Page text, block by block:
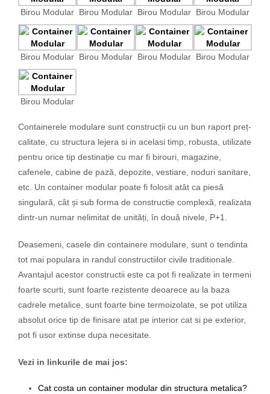
Birou Modular Birou Modular Birou Modular Birou Modular
Birou Modular Birou Modular Birou Modular Birou Modular
Birou Modular
Containerele modulare sunt construcții cu un bun raport preț-
calitate, cu structura lejera si in acelasi timp, robusta, utilizate
pentru orice tip destinație cu mar fi birouri, magazine,
cafenele, cabine de pază, depozite, vestiare, noduri sanitare,
etc. Un container modular poate fi folosit atât ca piesă
singulară, cât și sub forma de constructie complexă, realizata
dintr-un numar nelimitat de unități, în două nivele, P+1.
Deasemeni, casele din containere modulare, sunt o tendinta
tot mai populara in randul constructiilor civile traditionale.
Avantajul acestor constructii este ca pot fi realizate in termeni
foarte scurti, sunt foarte rezistente deoarece au la baza
cadrele metalice, sunt foarte bine termoizolate, se pot utiliza
absolut orice tip de finisare atat pe interior cat si pe exterior,
pot fi usor extinse dupa necesitate.
Vezi in linkurile de mai jos:
Cat costa un container modular din structura metalica?